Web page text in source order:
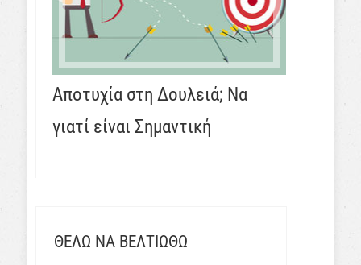
Αποτυχία στη Δουλειά; Να
γιατί είναι Σημαντική
ΘΕΛΩ ΝΑ ΒΕΛΤΙΩΘΩ